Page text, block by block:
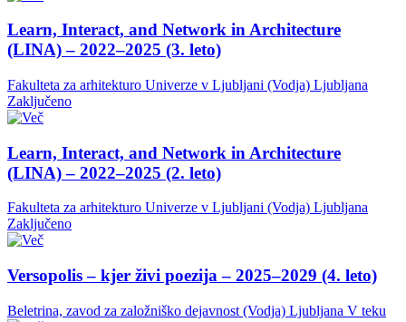
Learn, Interact, and Network in Architecture
(LINA) – 2022–2025 (3. leto)
Fakulteta za arhitekturo Univerze v Ljubljani (Vodja) Ljubljana
Zaključeno
Learn, Interact, and Network in Architecture
(LINA) – 2022–2025 (2. leto)
Fakulteta za arhitekturo Univerze v Ljubljani (Vodja) Ljubljana
Zaključeno
Versopolis – kjer živi poezija – 2025–2029 (4. leto)
Beletrina, zavod za založniško dejavnost (Vodja) Ljubljana V teku